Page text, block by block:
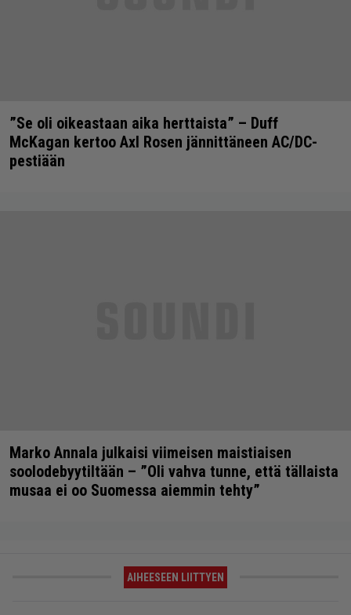
”Se oli oikeastaan aika herttaista” – Duff
McKagan kertoo Axl Rosen jännittäneen AC/DC-
pestiään
Marko Annala julkaisi viimeisen maistiaisen
soolodebyytiltään – ”Oli vahva tunne, että tällaista
musaa ei oo Suomessa aiemmin tehty”
AIHEESEEN LIITTYEN